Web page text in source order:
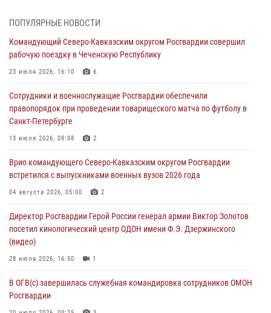
в честь юбилея ведомства
08 августа 2026, 09:03
медицины с учетом опыта СВО
08 августа 2026, 09:00 2
Военнослужащие Софринской бригады Росгвардии встретились с
дорогой к Победе в СВО» (видео)
08 августа 2026, 07:00
настольному теннису ко Дню физкультурника
ПОПУЛЯРНЫЕ НОВОСТИ
Командующий Северо-Кавказским округом Росгвардии совершил
рабочую поездку в Чеченскую Республику
23 июля 2026, 16:10 6
Сотрудники и военнослужащие Росгвардии обеспечили
правопорядок при проведении товарищеского матча по футболу в
Санкт-Петербурге
13 июля 2026, 08:08 2
Врио командующего Северо-Кавказским округом Росгвардии
встретился с выпускниками военных вузов 2026 года
04 августа 2026, 05:00 2
Директор Росгвардии Герой России генерал армии Виктор Золотов
посетил кинологический центр ОДОН имени Ф.Э. Дзержинского
(видео)
28 июля 2026, 16:50 1
В ОГВ(с) завершилась служебная командировка сотрудников ОМОН
Росгвардии